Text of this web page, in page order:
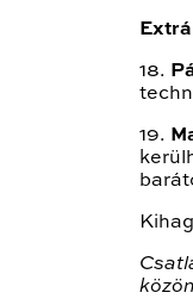
18.
19.